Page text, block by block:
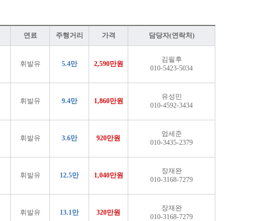
연료 주행거리 가격 담당자(연락처)
휘발유 5.4만 2,590만원
김필후
010-5423-5034
휘발유 9.4만 1,860만원
유성민
010-4592-3434
휘발유 3.6만 920만원
엄세준
010-3435-2379
휘발유 12.5만 1,040만원
장재완
010-3168-7279
휘발유 13.1만 320만원
장재완
010-3168-7279